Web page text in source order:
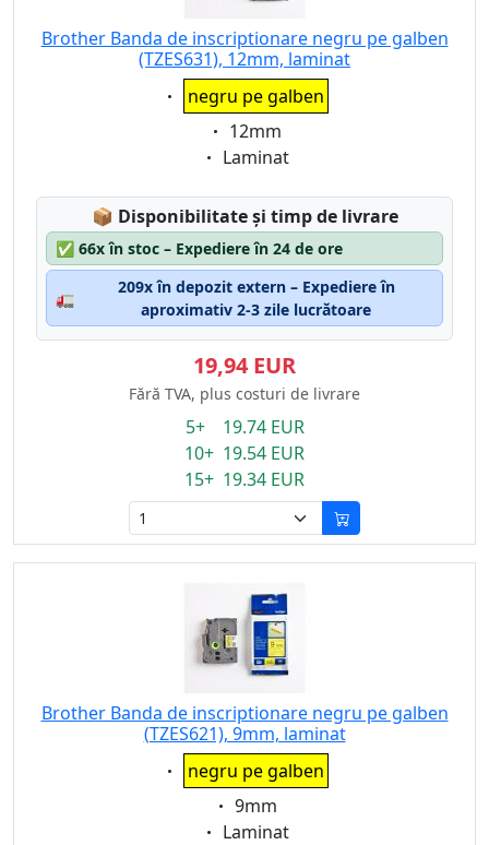
Brother Banda de inscriptionare negru pe galben
(TZES631), 12mm, laminat
Eigenschaft:
negru pe galben
Eigenschaft:
12mm
Eigenschaft:
Laminat
📦 Lagerstatus:
Disponibilitate și timp de livrare
✅ 66x în stoc – Expediere în 24 de ore
🚛
209x în depozit extern – Expediere în
aproximativ 2-3 zile lucrătoare
19,94 EUR
Fără TVA, plus costuri de livrare
5+ 19.74 EUR
10+ 19.54 EUR
15+ 19.34 EUR
Brother Banda de inscriptionare negru pe galben
(TZES621), 9mm, laminat
Eigenschaft:
negru pe galben
Eigenschaft:
9mm
Eigenschaft:
Laminat